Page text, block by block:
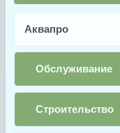
Аквапро
Обслуживание
Строительство
Имя
Телефон
Заявка